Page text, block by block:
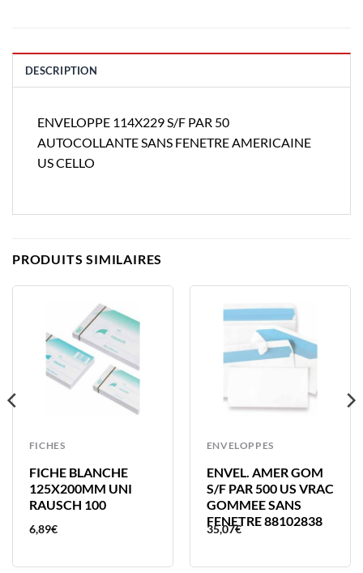
DESCRIPTION
ENVELOPPE 114X229 S/F PAR 50
AUTOCOLLANTE SANS FENETRE AMERICAINE
US CELLO
PRODUITS SIMILAIRES
FICHES
FICHE BLANCHE
125X200MM UNI
RAUSCH 100
6,89€
ENVELOPPES
ENVEL. AMER GOM
S/F PAR 500 US VRAC
GOMMEE SANS
FENETRE 88102838
35,07€